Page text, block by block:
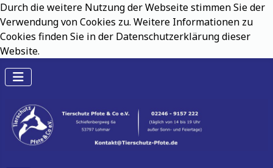
Durch die weitere Nutzung der Webseite stimmen Sie der
Verwendung von Cookies zu. Weitere Informationen zu
Cookies finden Sie in der Datenschutzerklärung dieser
Website.